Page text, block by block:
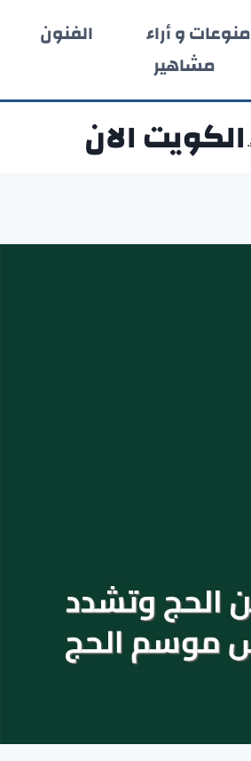
منوعات و أراء الفنون
مشاهير
الكويت الان